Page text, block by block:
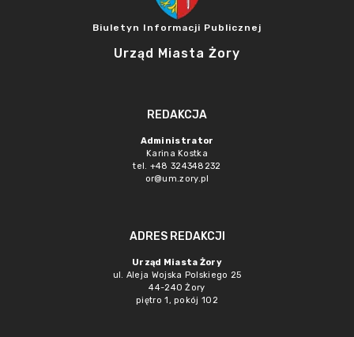
Biuletyn Informacji Publicznej
Urząd Miasta Żory
REDAKCJA
Administrator
Karina Kostka
tel. +48 324348232
or@um.zory.pl
ADRES REDAKCJI
Urząd Miasta Żory
ul. Aleja Wojska Polskiego 25
44-240 Żory
piętro 1, pokój 102